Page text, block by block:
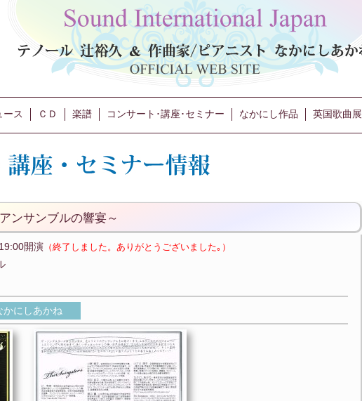
ース ＣＤ 楽譜 コンサート･講座･セミナー なかにし作品 英国歌曲展
ンサンブルの響宴～
開演 （終了しました。ありがとうございました｡）
かにしあかね